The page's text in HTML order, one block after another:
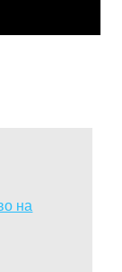
на